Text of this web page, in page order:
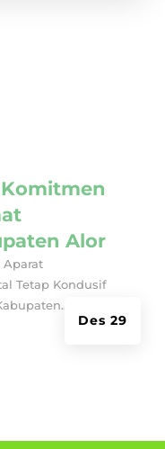
Alor
Des 29
Aparat
Tetap Kondusif